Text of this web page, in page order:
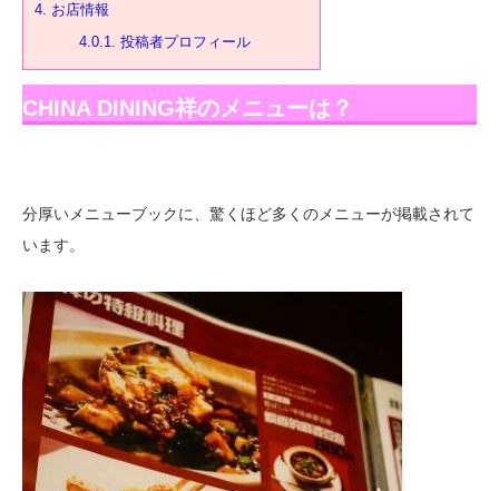
4. お店情報
4.0.1. 投稿者プロフィール
CHINA DINING祥のメニューは？
分厚いメニューブックに、驚くほど多くのメニューが掲載されて
います。